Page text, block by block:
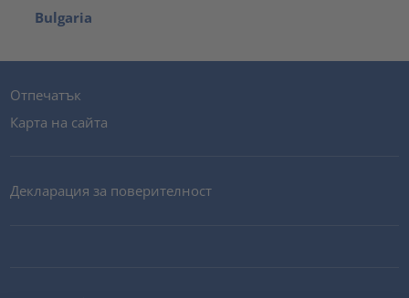
Bulgaria
Отпечатък
Карта на сайта
Декларация за поверителност